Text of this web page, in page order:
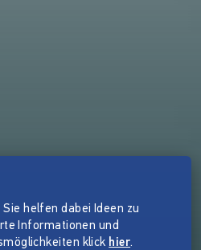
helfen dabei Ideen zu
Informationen und
klick hier.